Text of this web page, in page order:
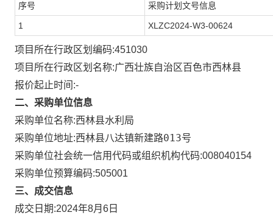
序号 采购计划文号信息
1 XLZC2024-W3-00624
项目所在行政区划编码:451030
项目所在行政区划名称:广西壮族自治区百色市西林县
报价起止时间:-
二、采购单位信息
采购单位名称:西林县水利局
采购单位地址:西林县八达镇新建路013号
采购单位社会统一信用代码或组织机构代码:008040154
采购单位预算编码:505001
三、成交信息
成交日期:2024年8月6日